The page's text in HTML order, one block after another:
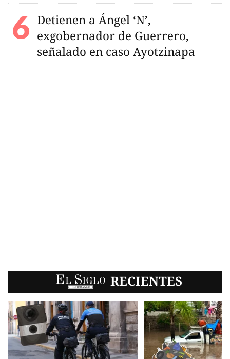
Detienen a Ángel ‘N’,
exgobernador de Guerrero,
señalado en caso Ayotzinapa
EL SIGLO RECIENTES